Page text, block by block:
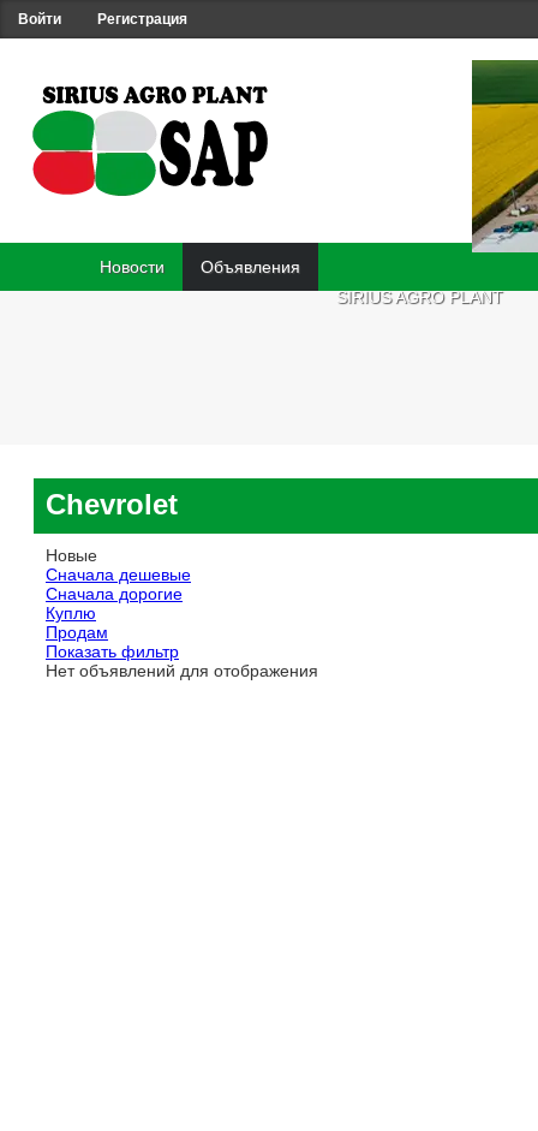
Войти Регистрация
Новости
Объявления
SIRIUS AGRO PLANT
Chevrolet
Новые
Сначала дешевые
Сначала дорогие
Куплю
Продам
Показать фильтр
Нет объявлений для отображения